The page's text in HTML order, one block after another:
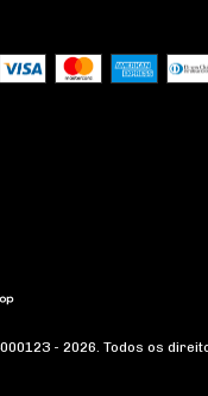
- 2026. Todos os